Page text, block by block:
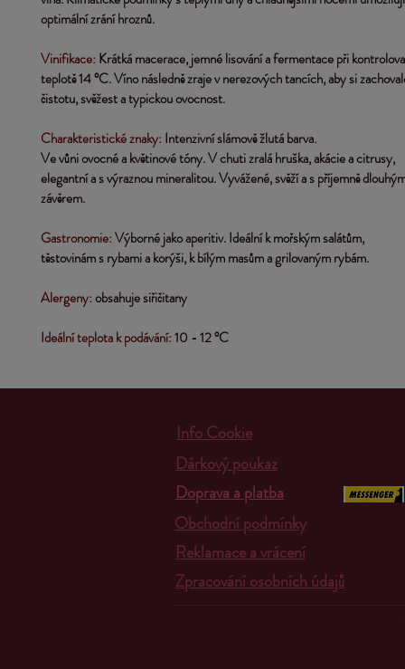
optimální zrání hroznů.
Vinifikace: Krátká macerace, jemné lisování a fermentace při
teplotě 14 °C. Víno následně zraje v nerezových tancích, aby si
čistotu, svěžest a typickou ovocnost.
Charakteristické znaky: Intenzivní slámově žlutá barva.
Ve vůni ovocné a květinové tóny. V chuti zralá hruška, akácie a citrusy,
elegantní a s výraznou mineralitou. Vyvážené, svěží a s příjemně
závěrem.
Gastronomie: Výborné jako aperitiv. Ideální k mořským salátům,
těstovinám s rybami a korýši, k bílým masům a grilovaným rybám.
Alergeny: obsahuje siřičitany
Ideální teplota k podávání:10 - 12 °C
Info Cookie
Doprava a platba
Obchodní podmínky
Zpracování osobních údajů
Reklamace a vrácení
Dárkový poukaz